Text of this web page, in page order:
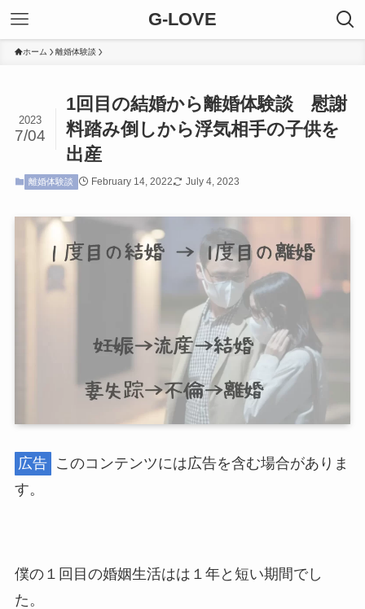
G-LOVE
ホーム 離婚体験談
1回目の結婚から離婚体験談 慰謝
料踏み倒しから浮気相手の子供を
出産
2023
7/04
離婚体験談 February 14, 2022 July 4, 2023
広告 このコンテンツには広告を含む場合がありま
す。
僕の１回目の婚姻生活はは１年と短い期間でし
た。